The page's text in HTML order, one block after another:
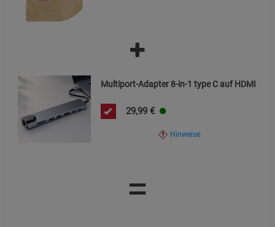
Multiport-Adapter 8-in-1 type C auf HDMI
29,99 €
Hinweise
=